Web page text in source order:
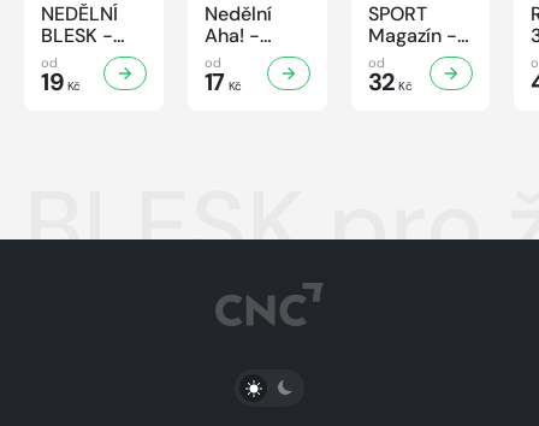
NEDĚLNÍ
BLESK -
32/2026
od
19 Kč
Nedělní
Aha! -
32/2026
od
17 Kč
SPORT
Magazín -
32/2026
od
32 Kč
BLESK pro
PŘEPNOUT SVĚTLÝ/TMAVÝ REŽIM